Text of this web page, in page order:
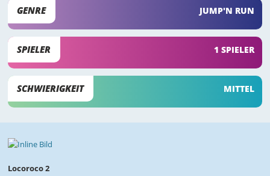
GENRE JUMP'N RUN
SPIELER 1 SPIELER
SCHWIERIGKEIT MITTEL
Locoroco 2